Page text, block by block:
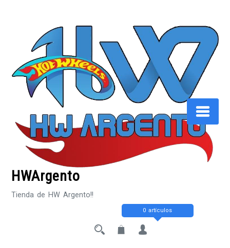
HWArgento
Tienda de HW Argento!!
0 artículos